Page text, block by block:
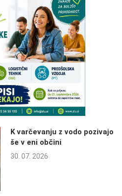
K varčevanju z vodo pozivajo
še v eni občini
30. 07. 2026